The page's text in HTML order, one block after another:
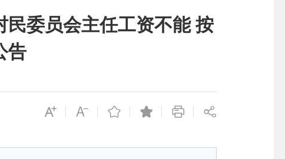
委员会主任工资不能 按
告